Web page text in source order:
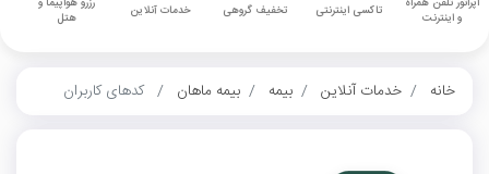
و اینترنت
تاکسی اینترنتی تخفیف گروهی خدمات آنلاین
هتل
خانه خدمات آنلاین بیمه بیمه ماهان کدهای کاربران